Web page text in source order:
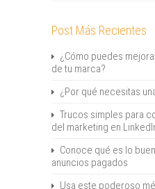
Post Más Recientes
¿Cómo puedes
de tu marca?
¿Por qué necesitas
Trucos simples para
del marketing en
Conoce qué es lo
anuncios pagados
Usa este poderoso